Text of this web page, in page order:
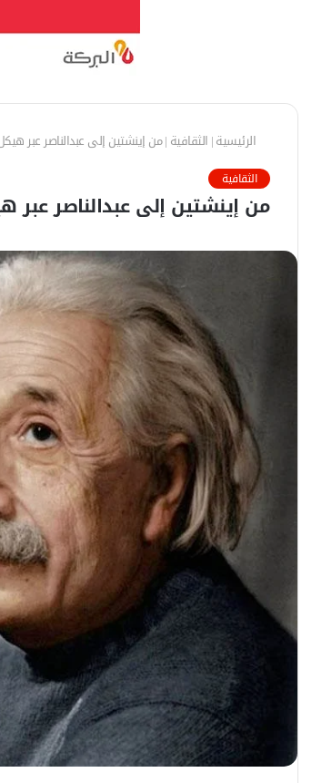
الرئيسية| الثقافية |من إينشتين إلى عبدالناصر عبر
الثقافية
من إينشتين إلى عبدالناصر عبر